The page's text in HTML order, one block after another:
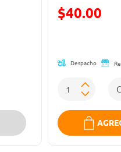
Precio
$40.00
Despacho